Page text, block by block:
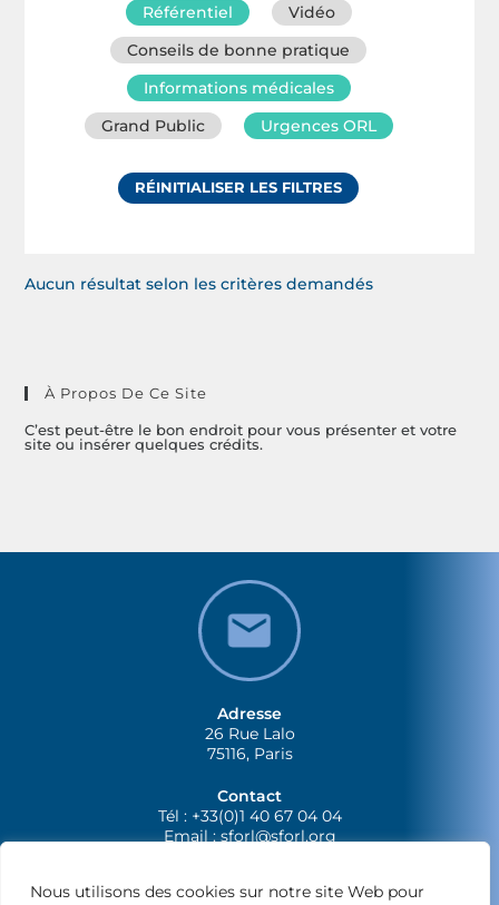
Nous utilisons des cookies sur notre site Web pour
Référentiel
Vidéo
Conseils de bonne pratique
Informations médicales
Grand Public
Urgences ORL
RÉINITIALISER LES FILTRES
Aucun résultat selon les critères demandés
À Propos De Ce Site
C’est peut-être le bon endroit pour vous présenter et votre
site ou insérer quelques crédits.
Adresse
26 Rue Lalo
75116, Paris
Contact
Tél : +33(0)1 40 67 04 04
Email :sforl@sforl.org